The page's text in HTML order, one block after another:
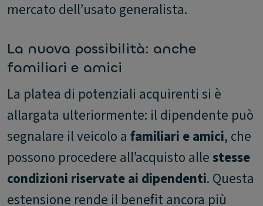
mercato dell’usato generalista.
La nuova possibilità: anche
familiari e amici
La platea di potenziali acquirenti si è
allargata ulteriormente: il dipendente può
segnalare il veicolo a familiari e amici, che
possono procedere all’acquisto allestesse
condizioni riservate ai dipendenti. Questa
estensione rende il benefit ancora più